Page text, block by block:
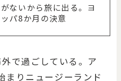
ないから旅に出る。ヨ
パ8か月の決意
で過ごしている。ア
まりニュージーランド